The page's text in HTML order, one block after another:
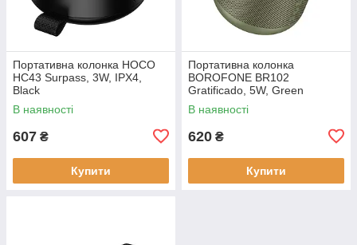
Портативна колонка HOCO
HC43 Surpass, 3W, IPX4,
Black
В наявності
607 ₴
Купити
Портативна колонка
BOROFONE BR102
Gratificado, 5W, Green
В наявності
620 ₴
Купити